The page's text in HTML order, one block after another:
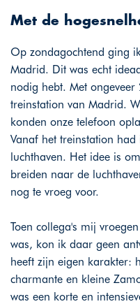
Met de
Op zondagochtend ging
Madrid. Dit was echt
nodig hebt. Met
treinstation van Madrid.
konden onze telefoon
Vanaf het treinstation
luchthaven. Het idee is
breiden naar de
nog te vroeg voor.
Toen collega's mij
was, kon ik daar geen
heeft zijn eigen karakter:
charmante en kleine
was een korte en